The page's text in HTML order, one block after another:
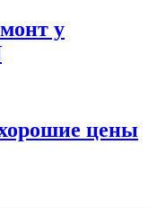
у
цены